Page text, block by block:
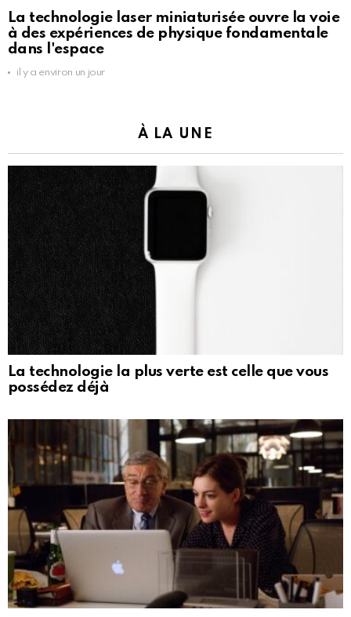
La technologie laser miniaturisée ouvre la voie
à des expériences de physique fondamentale
dans l'espace
il y a environ un jour
À LA UNE
La technologie la plus verte est celle que vous
possédez déjà